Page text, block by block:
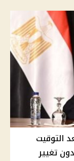
المحلات والمطاعم 2026 بعد التوقيت